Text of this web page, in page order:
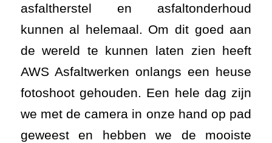
asfaltherstel en asfaltonderhoud
kunnen al helemaal. Om dit goed aan
de wereld te kunnen laten zien heeft
AWS Asfaltwerken onlangs een heuse
fotoshoot gehouden. Een hele dag zijn
we met de camera in onze hand op pad
geweest en hebben we de mooiste